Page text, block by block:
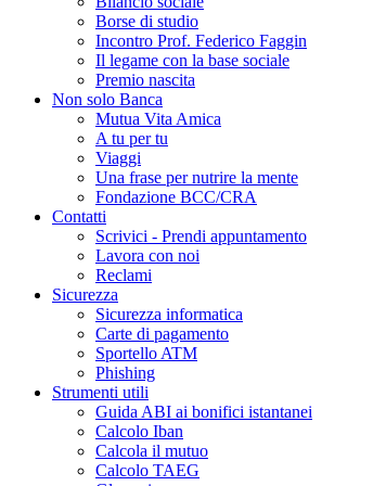
Borse di studio
Incontro Prof. Federico Faggin
Il legame con la base sociale
Premio nascita
Non solo Banca
Mutua Vita Amica
A tu per tu
Viaggi
Una frase per nutrire la mente
Fondazione BCC/CRA
Contatti
Scrivici - Prendi appuntamento
Lavora con noi
Reclami
Sicurezza
Sicurezza informatica
Carte di pagamento
Sportello ATM
Phishing
Strumenti utili
Guida ABI ai bonifici istantanei
Calcolo Iban
Calcola il mutuo
Calcolo TAEG